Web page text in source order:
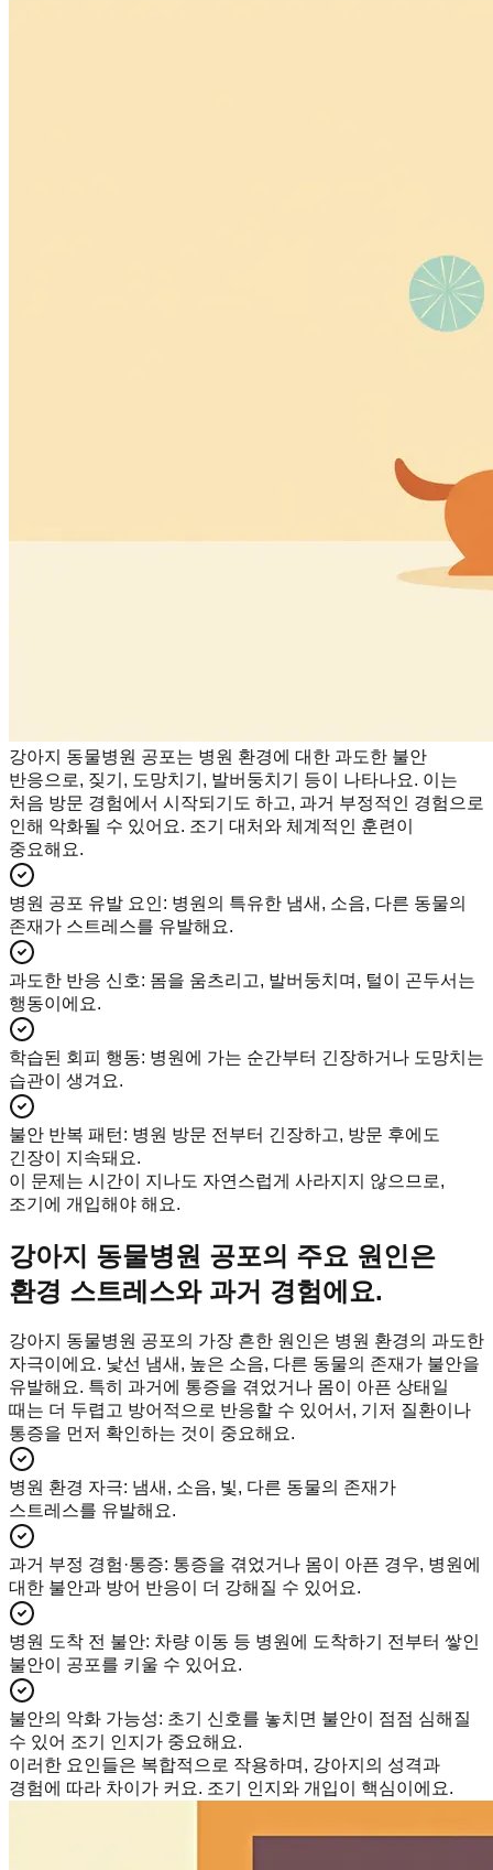
강아지 동물병원 공포는 병원 환경에 대한 과도한 불안
반응으로, 짖기, 도망치기, 발버둥치기 등이 나타나요. 이는
처음 방문 경험에서 시작되기도 하고, 과거 부정적인 경험으로
인해 악화될 수 있어요. 조기 대처와 체계적인 훈련이
중요해요.
병원 공포 유발 요인: 병원의 특유한 냄새, 소음, 다른 동물의
존재가 스트레스를 유발해요.
과도한 반응 신호: 몸을 움츠리고, 발버둥치며, 털이 곤두서는
행동이에요.
학습된 회피 행동: 병원에 가는 순간부터 긴장하거나 도망치는
습관이 생겨요.
불안 반복 패턴 : 병원 방문 전부터 긴장하고, 방문 후에도
긴장이 지속돼요.
이 문제는 시간이 지나도 자연스럽게 사라지지 않으므로,
조기에 개입해야 해요.
강아지 동물병원 공포의 주요 원인은
환경 스트레스와 과거 경험에요.
강아지 동물병원 공포의 가장 흔한 원인은 병원 환경의 과도한
자극이에요. 낯선 냄새, 높은 소음, 다른 동물의 존재가 불안을
유발해요. 특히 과거에 통증을 겪었거나 몸이 아픈 상태일
때는 더 두렵고 방어적으로 반응할 수 있어서, 기저 질환이나
통증을 먼저 확인하는 것이 중요해요.
병원 환경 자극: 냄새, 소음, 빛, 다른 동물의 존재가
스트레스를 유발해요.
과거 부정 경험·통증: 통증을 겪었거나 몸이 아픈 경우, 병원에
대한 불안과 방어 반응이 더 강해질 수 있어요.
병원 도착 전 불안: 차량 이동 등 병원에 도착하기 전부터 쌓인
불안이 공포를 키울 수 있어요.
불안의 악화 가능성: 초기 신호를 놓치면 불안이 점점 심해질
수 있어 조기 인지가 중요해요.
이러한 요인들은 복합적으로 작용하며, 강아지의 성격과
경험에 따라 차이가 커요. 조기 인지와 개입이 핵심이에요.